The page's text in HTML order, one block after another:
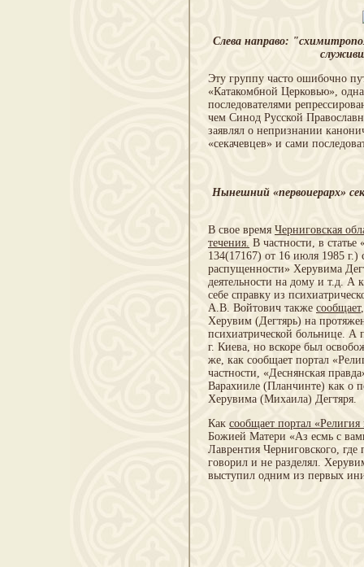
Слева направо:
Эту группу часто ошибочно
«Катакомбной Церковью»,
последователями
чем Синод Русской
заявлял о непризнании
«секачевцев» и сами
Нынешний «первоиерарх»
В свое время Черниговская
течения. В частности, в
134(17167) от 16 июля 1985
распущенности» Херувима
деятельности на дому и т.д. А
себе справку из
А.В. Войтович также сообщает
Херувим (Дегтярь) на
психиатрической больнице. А
г. Киева, но вскоре был
же, как сообщает портал
частности, «Деснянская
Варахииле (Планчинте) как о
Херувима (Михаила) Дегтяря.
Как сообщает портал
Божией Матери «Аз есмь с
Лаврентия Черниговского,
говорил и не разделял.
выступил одним из первых